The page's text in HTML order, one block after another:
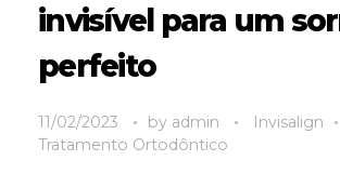
invisível para um
perfeito
11/02/2023 by admin
Invisalign
Tratamento Ortodôntico